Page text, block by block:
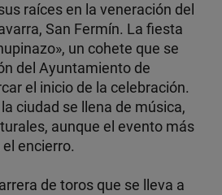
raíces en la veneración del
San Fermín. La fiesta
un cohete que se
del Ayuntamiento de
el inicio de la celebración.
ciudad se llena de música,
aunque el evento más
encierro.
de toros que se lleva a